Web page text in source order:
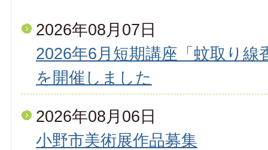
2026年08月07日
2026年6月短期講座「蚊取り
を開催しました
2026年08月06日
小野市美術展作品募集